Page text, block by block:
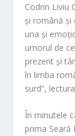
Codrin Liviu
și română și
una și
umorul de
prezent și
în limba
surd”,
În minutele
prima Seară